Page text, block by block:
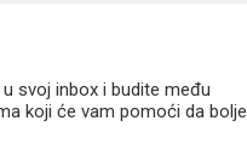
svoj inbox i budite među
koji će vam pomoći da bolje